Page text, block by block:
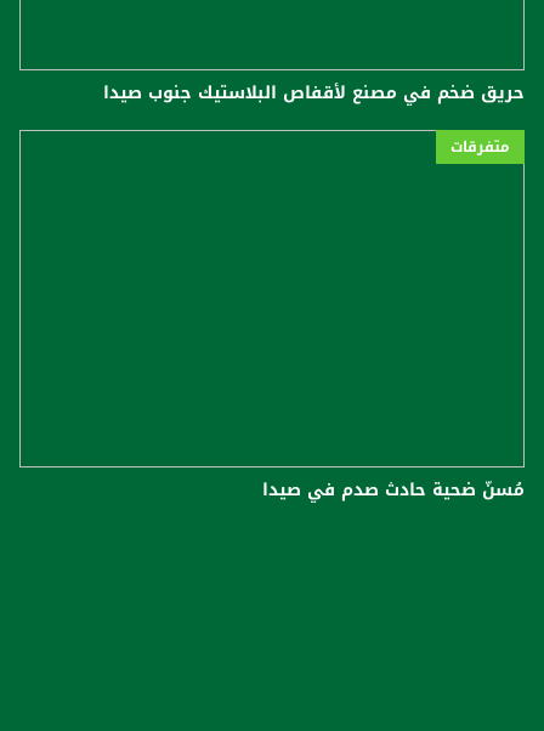
حريق ضخم في مصنع لأقفاص البلاستيك جنوب صيدا
متفرقات
مُسنّ ضحية حادث صدم في صيدا